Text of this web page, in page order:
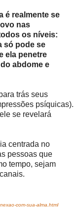
é realmente se
nas
os níveis:
só pode se
ela penetre
abdome e
trás seus
psíquicas).
se revelará
centrada no
pessoas que
tempo, sejam
com-sua-alma.html